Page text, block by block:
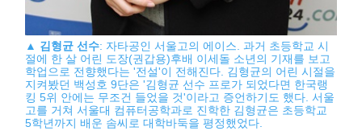
▲ 김형균 선수: 자타공인 서울고의 에이스. 과거 초등학교 시
절에 한 살 어린 도장(권갑용)후배 이세돌 소년의 기재를 보고
학업으로 전향했다는 '전설'이 전해진다. 김형균의 어린 시절을
지켜봤던 백성호 9단은 '김형균 선수 프로가 되었다면 한국랭
킹 5위 안에는 무조건 들었을 것'이라고 증언하기도 했다. 서울
고를 거쳐 서울대 컴퓨터공학과로 진학한 김형균은 초등학교
5학년까지 배운 솜씨로 대학바둑을 평정했었다.